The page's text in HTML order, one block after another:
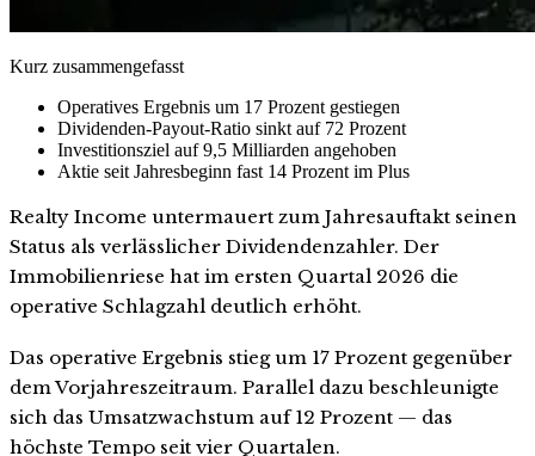
Kurz zusammengefasst
Operatives Ergebnis um 17 Prozent gestiegen
Dividenden-Payout-Ratio sinkt auf 72 Prozent
Investitionsziel auf 9,5 Milliarden angehoben
Aktie seit Jahresbeginn fast 14 Prozent im Plus
Realty Income untermauert zum Jahresauftakt seinen
Status als verlässlicher Dividendenzahler. Der
Immobilienriese hat im ersten Quartal 2026 die
operative Schlagzahl deutlich erhöht.
Das operative Ergebnis stieg um 17 Prozent gegenüber
dem Vorjahreszeitraum. Parallel dazu beschleunigte
sich das Umsatzwachstum auf 12 Prozent — das
höchste Tempo seit vier Quartalen.